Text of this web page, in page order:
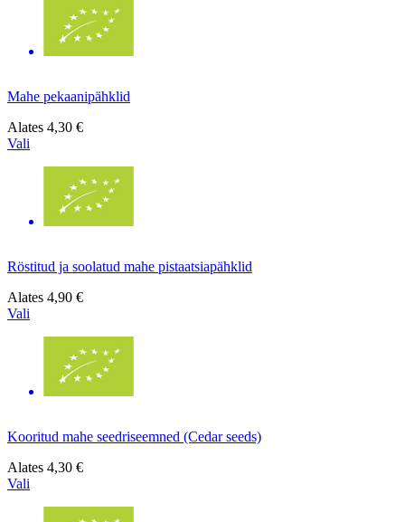
Mahe pekaanipähklid
Alates 4,30 €
Vali
Röstitud ja soolatud mahe pistaatsiapähklid
Alates 4,90 €
Vali
Kooritud mahe seedriseemned (Cedar seeds)
Alates 4,30 €
Vali